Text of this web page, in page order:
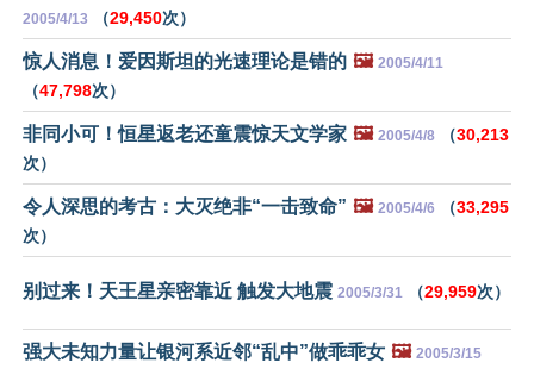
2005/4/13 （29,450次）
惊人消息！爱因斯坦的光速理论是错的 🖼️ 2005/4/11
（47,798次）
非同小可！恒星返老还童震惊天文学家 🖼️ 2005/4/8 （30,213
次）
令人深思的考古：大灭绝非“一击致命” 🖼️ 2005/4/6 （33,295
次）
别过来！天王星亲密靠近 触发大地震 2005/3/31 （29,959次）
强大未知力量让银河系近邻“乱中”做乖乖女 🖼️ 2005/3/15